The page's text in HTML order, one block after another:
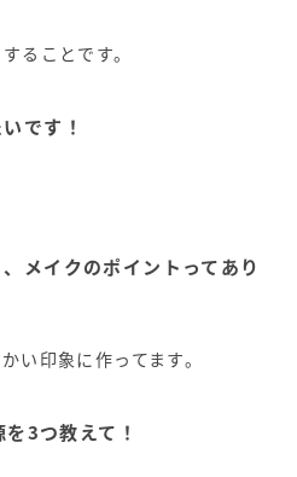
ることです。
です！
メイクのポイントってあり
い印象に作ってます。
3つ教えて！